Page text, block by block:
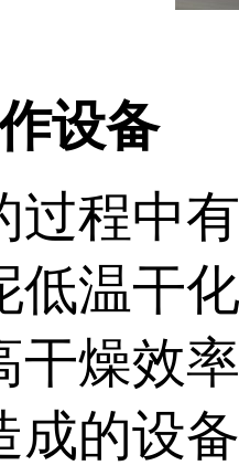
设备
过程中
低温干
干燥效
成的设